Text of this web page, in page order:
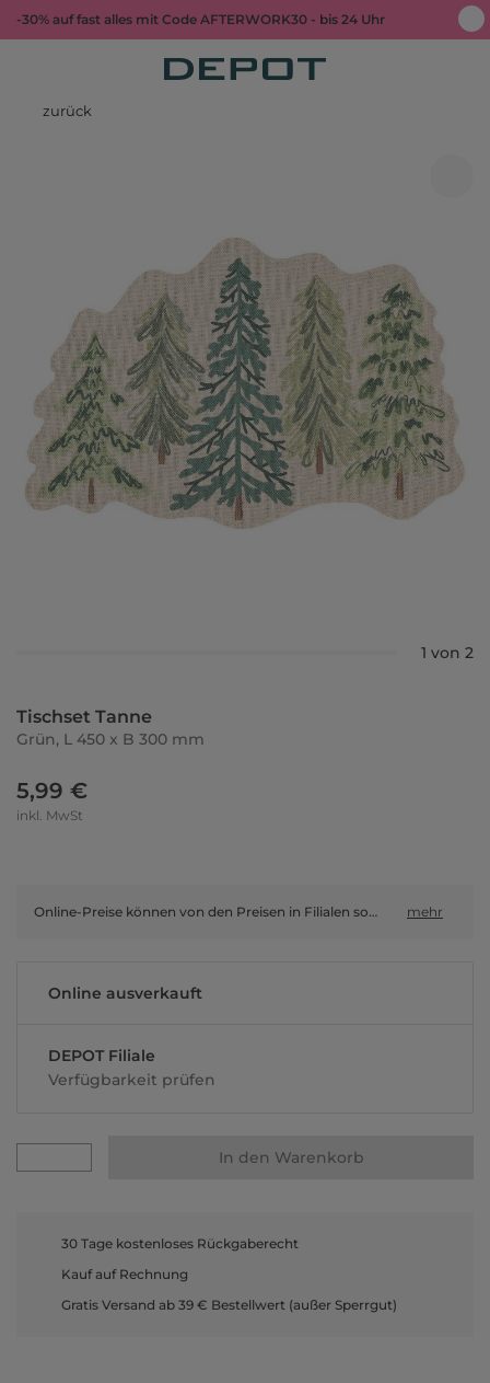
-30% auf fast alles mit Code AFTERWORK30 - bis 24 Uhr
zurück
1 von 2
Tischset Tanne
Grün, L 450 x B 300 mm
5,99 €
inkl. MwSt
Online-Preise können von den Preisen in Filialen sowie Shop-in-Shop-Flächen abweichen. mehr
Online ausverkauft
DEPOT Filiale
Verfügbarkeit prüfen
In den Warenkorb
30 Tage kostenloses Rückgaberecht
Kauf auf Rechnung
Gratis Versand ab 39 € Bestellwert (außer Sperrgut)